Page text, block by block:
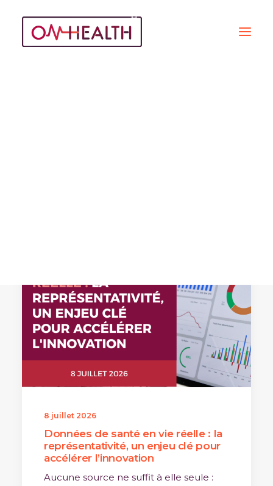
8 juillet 2026
Données de santé en vie réelle : la
représentativité, un enjeu clé pour
accélérer l’innovation
Aucune source ne suffit à elle seule :